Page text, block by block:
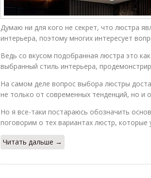
Думаю ни для кого не секрет, что люстра
интерьера, поэтому многих интересует
Ведь со вкусом подобранная люстра это
выбранный стиль интерьера,
На самом деле вопрос выбора люстры
не только от современных тенденций, но и
Но я все-таки постараюсь обозначить
поговорим о тех вариантах люстр, которые
Читать дальше →